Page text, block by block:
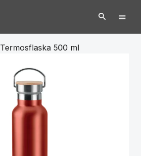
Termosflaska 500 ml